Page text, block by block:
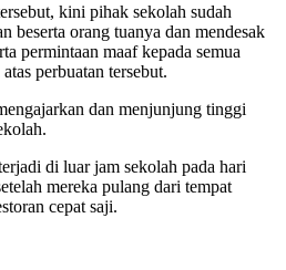
kini pihak sekolah sudah
beserta orang tuanya dan mendesak
permintaan maaf kepada semua
perbuatan tersebut.
dan menjunjung tinggi
di luar jam sekolah pada hari
mereka pulang dari tempat
cepat saji.